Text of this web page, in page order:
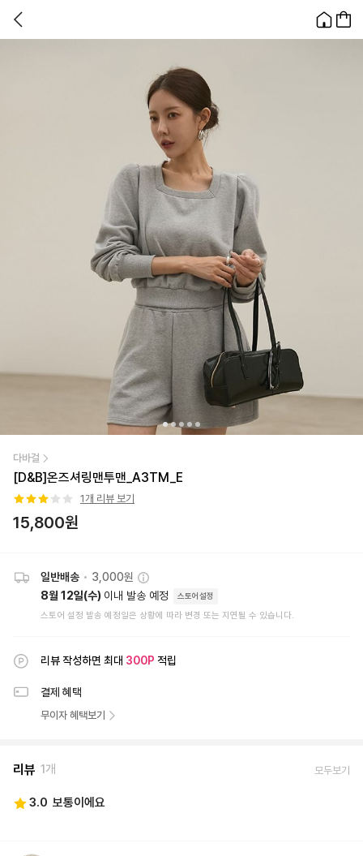
다바걸
[D&B]온즈셔링맨투맨_A3TM_E
1 개 리뷰 보기
15,800원
일반배송 • 3,000원
8월 12일(수) 이내 발송 예정 스토어설정
스토어 설정 발송 예정일은 상황에 따라 변경 또는 지연될 수 있습니다.
리뷰 작성하면 최대 300P 적립
결제 혜택
무이자 혜택보기
리뷰 1개 모두보기
3.0 보통이에요